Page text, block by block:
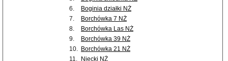
6.
Boginia działki NŻ
7.
Borchówka 7 NŻ
8.
Borchówka Las NŻ
9.
Borchówka 39 NŻ
10. Borchówka 21 NŻ
11.
Niecki NŻ